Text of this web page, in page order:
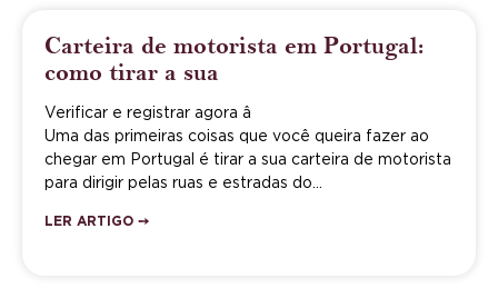
Carteira de motorista em Portugal:
como tirar a sua
Verificar e registrar agora â
Uma das primeiras coisas que você queira fazer ao
chegar em Portugal é tirar a sua carteira de motorista
para dirigir pelas ruas e estradas do…
LER ARTIGO ➙